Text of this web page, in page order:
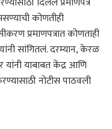
कोणतीही
प्रमाणपत्रात कोणताही
सांगितलं. दरम्यान, केरळ
यांनी याबाबत केंद्र आणि
नोटीस पाठवली